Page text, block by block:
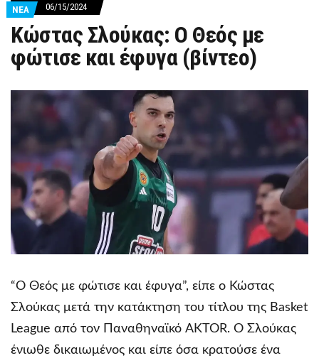
ΝΕΑ 06/15/2024
Κώστας Σλούκας: Ο Θεός με
φώτισε και έφυγα (βίντεο)
“Ο Θεός με φώτισε και έφυγα”, είπε ο Κώστας
Σλούκας μετά την κατάκτηση του τίτλου της Basket
League από τον Παναθηναϊκό AKTOR. Ο Σλούκας
ένιωθε δικαιωμένος και είπε όσα κρατούσε ένα